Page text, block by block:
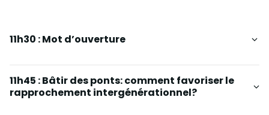
11h30 : Mot d’ouverture
11h45 : Bâtir des ponts: comment favoriser le
rapprochement intergénérationnel?